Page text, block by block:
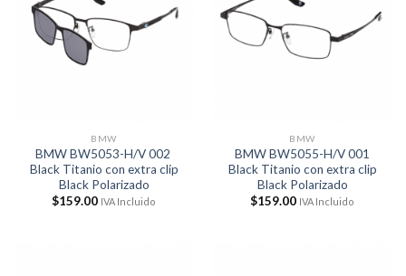
BMW
BMW BW5053-H/V 002
Black Titanio con extra clip
Black Polarizado
$159.00 IVA Incluido
BMW
BMW BW5055-H/V 001
Black Titanio con extra clip
Black Polarizado
$159.00 IVA Incluido